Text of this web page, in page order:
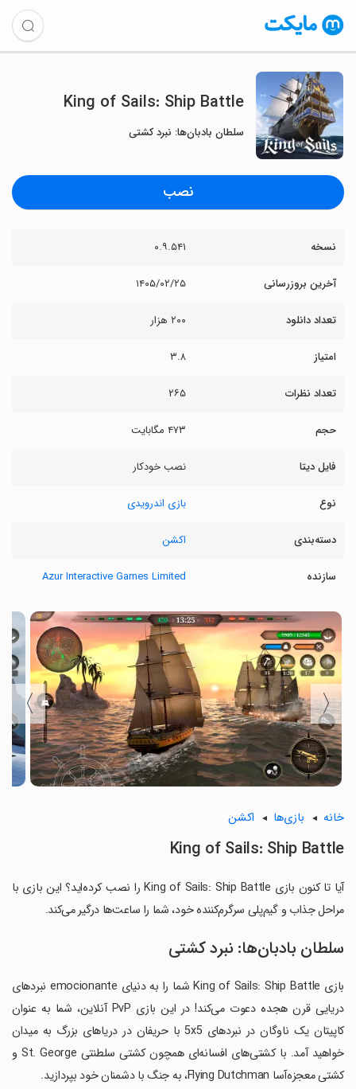
King of Sails: Ship Battle
سلطان بادبان‌ها: نبرد کشتی
نصب
نسخه ۰.۹.۵۴۱
آخرین بروزرسانی ۱۴۰۵/۰۲/۲۵
تعداد دانلود ۲۰۰ هزار
امتیاز ۳.۸
تعداد نظرات ۲۶۵
حجم ۴۷۳ مگابایت
فایل دیتا نصب خودکار
نوع بازی اندرویدی
دسته‌بندی اکشن
سازنده Azur Interactive Games Limited
〈
〉
خانه بازی‌ها اکشن
King of Sails: Ship Battle
آیا تا کنون بازی King of Sails: Ship Battle را نصب کرده‌اید؟ این بازی با
مراحل جذاب و گیم‌پلی سرگرم‌کننده خود، شما را ساعت‌ها درگیر می‌کند.
سلطان بادبان‌ها: نبرد کشتی
بازی King of Sails: Ship Battle شما را به دنیای emocionante نبردهای
دریایی قرن هجده دعوت می‌کند! در این بازی PvP آنلاین، شما به عنوان
کاپیتان یک ناوگان در نبردهای 5x5 با حریفان در دریاهای بزرگ به میدان
خواهید آمد. با کشتی‌های افسانه‌ای همچون کشتی سلطنتی St. George و
کشتی معجزه‌آسا Flying Dutchman، به جنگ با دشمنان خود بپردازید.